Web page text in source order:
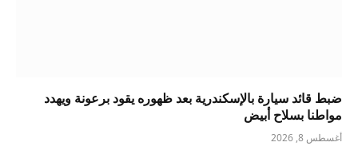
ضبط قائد سيارة بالإسكندرية بعد ظهوره يقود برعونة ويهدد
مواطنا بسلاح أبيض
أغسطس 8, 2026